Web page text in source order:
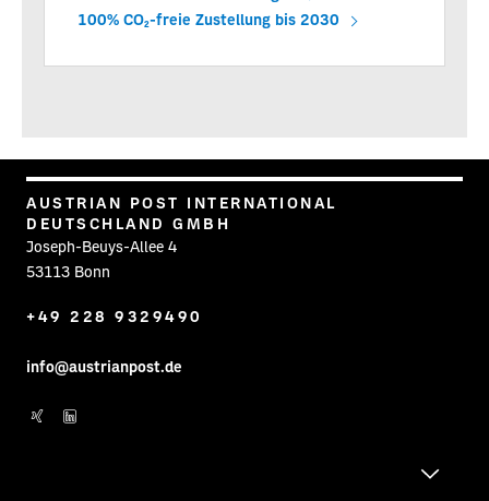
100% CO2-freie Zustellung bis 2030
AUSTRIAN POST INTERNATIONAL
DEUTSCHLAND GMBH
Joseph-Beuys-Allee 4
53113 Bonn
+49 228 9329490
info@austrianpost.de
Post auf XING